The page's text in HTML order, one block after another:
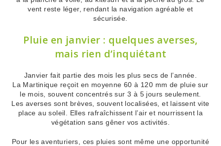
vent reste léger, rendant la navigation agréable et
sécurisée.
Pluie en janvier : quelques averses,
mais rien d’inquiétant
Janvier fait partie des mois les plus secs de l’année.
La Martinique reçoit en moyenne 60 à 120 mm de pluie sur
le mois, souvent concentrés sur 3 à 5 jours seulement.
Les averses sont brèves, souvent localisées, et laissent vite
place au soleil. Elles rafraîchissent l’air et nourrissent la
végétation sans gêner vos activités.
Pour les aventuriers, ces pluies sont même une opportunité